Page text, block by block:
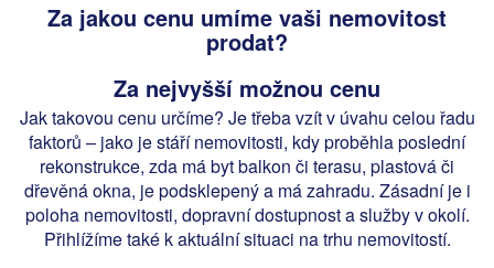
Za jakou cenu umíme vaši nemovitost
prodat?
Za nejvyšší možnou cenu
Jak takovou cenu určíme? Je třeba vzít v úvahu celou řadu
faktorů – jako je stáří nemovitosti, kdy proběhla poslední
rekonstrukce, zda má byt balkon či terasu, plastová či
dřevěná okna, je podsklepený a má zahradu. Zásadní je i
poloha nemovitosti, dopravní dostupnost a služby v okolí.
Přihlížíme také k aktuální situaci na trhu nemovitostí.